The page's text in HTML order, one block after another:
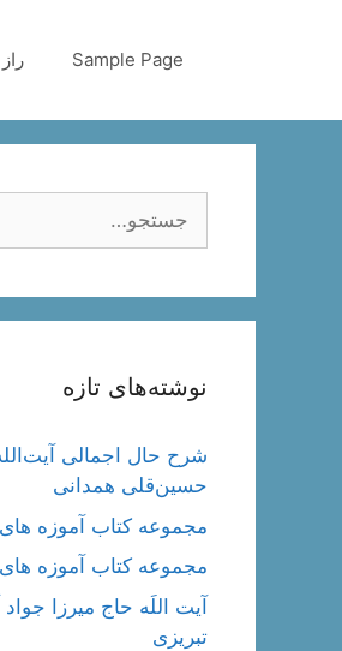
Sample Page
نوشته‌های تازه
شرح حال اجمالی
حسین‌قلی همدانی
مجموعه کتاب آموزه
مجموعه کتاب آموزه
آیت اللَه حاج میرزا
تبریزی